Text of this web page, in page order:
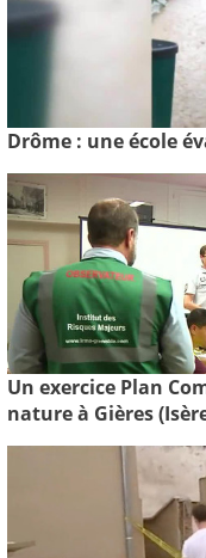
Drôme : une école
Un exercice Plan
nature à Gières